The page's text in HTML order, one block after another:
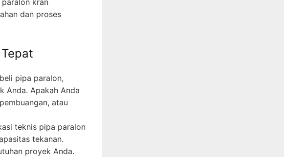
dan proses
pipa paralon,
Anda. Apakah Anda
atau
teknis pipa paralon
tekanan.
proyek Anda.